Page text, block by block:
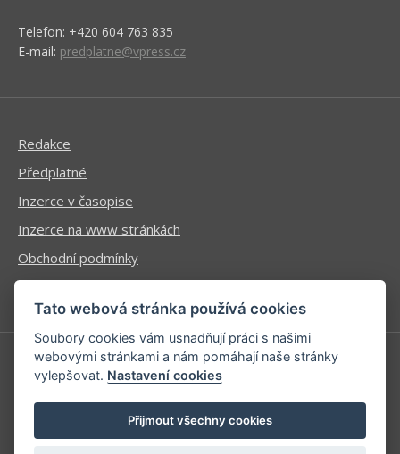
Telefon: +420 604 763 835
E-mail: predplatne@vpress.cz
Redakce
Předplatné
Inzerce v časopise
Inzerce na www stránkách
Obchodní podmínky
Ochrana osobních údajů
Příhlášení | Registrace
Kontaktní informace
Mapa stránek
Tato webová stránka používá cookies
Soubory cookies vám usnadňují práci s našimi
webovými stránkami a nám pomáhají naše stránky
vylepšovat. Nastavení cookies
Přijmout všechny cookies